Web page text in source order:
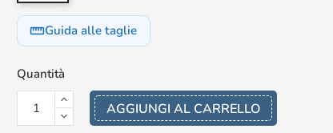
straightenGuida alle taglie
Quantità
AGGIUNGI AL CARRELLO